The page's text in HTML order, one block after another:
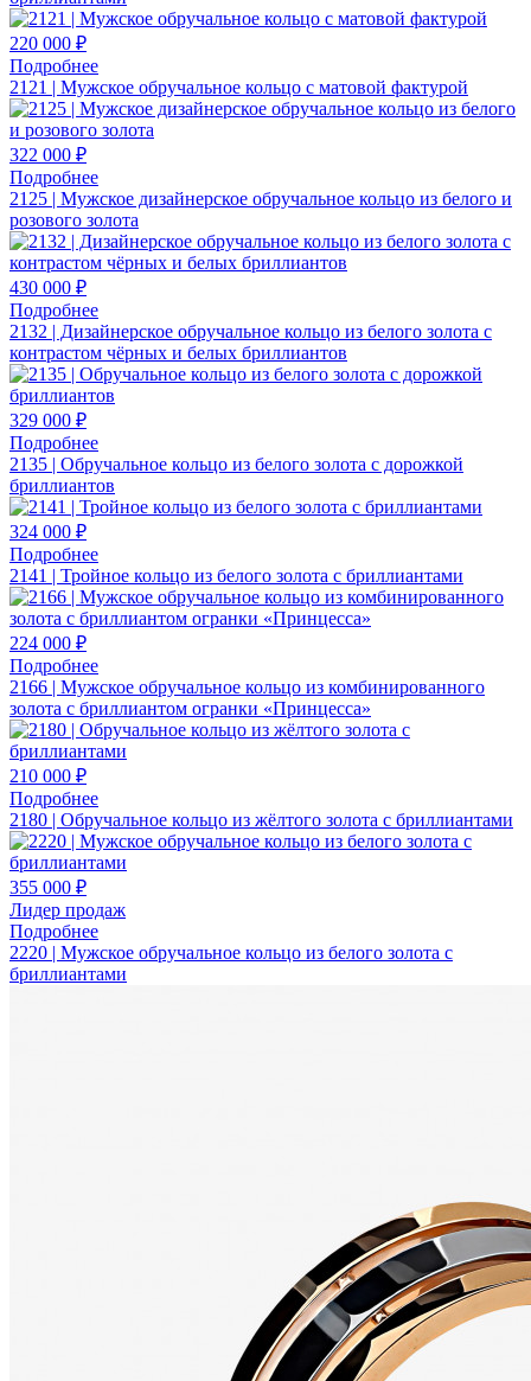
220 000 ₽
Подробнее
2121 | Мужское обручальное кольцо с матовой фактурой
322 000 ₽
Подробнее
2125 | Мужское дизайнерское обручальное кольцо из белого и
розового золота
430 000 ₽
Подробнее
2132 | Дизайнерское обручальное кольцо из белого золота с
контрастом чёрных и белых бриллиантов
329 000 ₽
Подробнее
2135 | Обручальное кольцо из белого золота с дорожкой
бриллиантов
324 000 ₽
Подробнее
2141 | Тройное кольцо из белого золота с бриллиантами
224 000 ₽
Подробнее
2166 | Мужское обручальное кольцо из комбинированного
золота с бриллиантом огранки «Принцесса»
210 000 ₽
Подробнее
2180 | Обручальное кольцо из жёлтого золота с бриллиантами
355 000 ₽
Лидер продаж
Подробнее
2220 | Мужское обручальное кольцо из белого золота с
бриллиантами